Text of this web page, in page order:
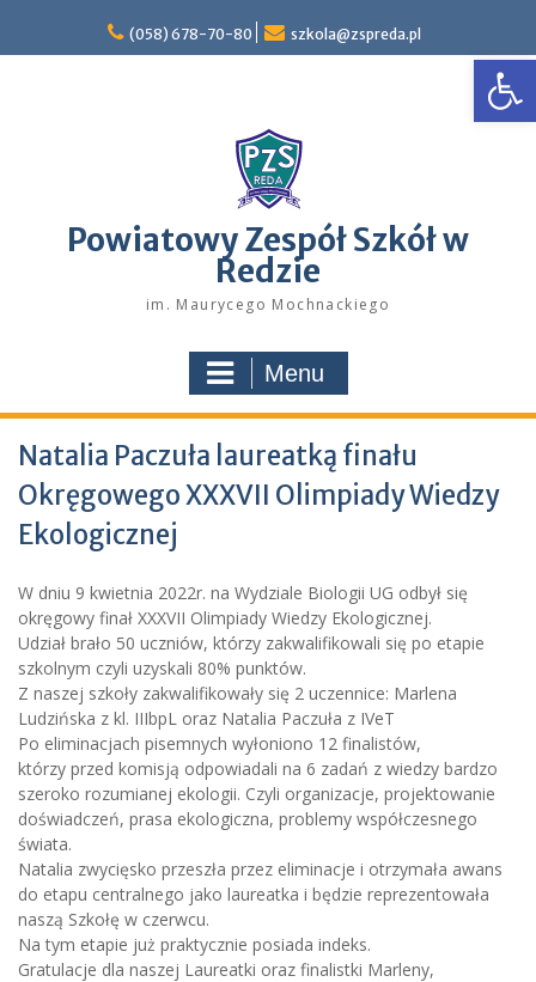
content
(058) 678-70-80 szkola@zspreda.pl
Powiatowy Zespół Szkół w
Redzie
im. Maurycego Mochnackiego
Menu
Natalia Paczuła laureatką finału
Okręgowego XXXVII Olimpiady Wiedzy
Ekologicznej
W dniu 9 kwietnia 2022r. na Wydziale Biologii UG odbył się
okręgowy finał XXXVII Olimpiady Wiedzy Ekologicznej.
Udział brało 50 uczniów, którzy zakwalifikowali się po etapie
szkolnym czyli uzyskali 80% punktów.
Z naszej szkoły zakwalifikowały się 2 uczennice: Marlena
Ludzińska z kl. IIIbpL oraz Natalia Paczuła z IVeT
Po eliminacjach pisemnych wyłoniono 12 finalistów,
którzy przed komisją odpowiadali na 6 zadań z wiedzy bardzo
szeroko rozumianej ekologii. Czyli organizacje, projektowanie
doświadczeń, prasa ekologiczna, problemy współczesnego
świata.
Natalia zwycięsko przeszła przez eliminacje i otrzymała awans
do etapu centralnego jako laureatka i będzie reprezentowała
naszą Szkołę w czerwcu.
Na tym etapie już praktycznie posiada indeks.
Gratulacje dla naszej Laureatki oraz finalistki Marleny,